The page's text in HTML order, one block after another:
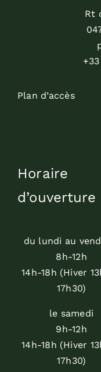
Rt
Plan d’accès
Horaire
d’ouverture
du lundi au
8h-12h
14h-18h (Hiver
17h30)
le samedi
9h-12h
14h-18h (Hiver
17h30)